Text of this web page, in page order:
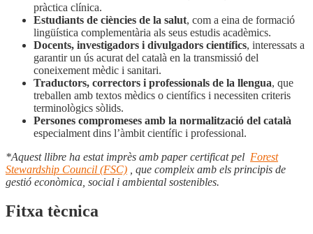
pràctica clínica.
Estudiants de ciències de la salut, com a eina de formació
lingüística complementària als seus estudis acadèmics.
Docents, investigadors i divulgadors científics, interessats a
garantir un ús acurat del català en la transmissió del
coneixement mèdic i sanitari.
Traductors, correctors i professionals de la llengua, que
treballen amb textos mèdics o científics i necessiten criteris
terminològics sòlids.
Persones compromeses amb la normalització del català
especialment dins l’àmbit científic i professional.
*Aquest llibre ha estat imprès amb paper certificat pel Forest
Stewardship Council (FSC)
, que compleix amb els principis de
gestió econòmica, social i ambiental sostenibles.
Fitxa tècnica